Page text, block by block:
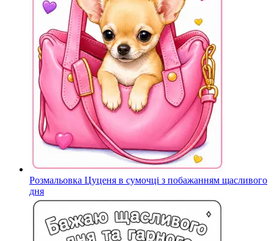
Розмальовка Цуценя в сумочці з побажанням щасливого
дня